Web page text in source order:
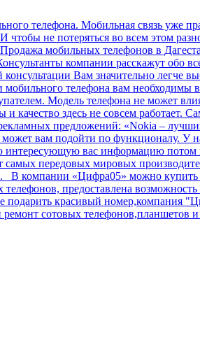
телефона. Мобильная связь уже
не потеряться во всем этом
мобильных телефонов в
компании расскажут обо
Вам значительно легче
телефона вам необходимы в
Модель телефона не может
качество здесь не совсем
предложений: «Nokia –
вам подойти по функционалу. У
интересующую вас информацию
передовых мировых
В компании «Цифра05» можно
предоставлена
красивый номер,компания
сотовых телефонов,планшетов и